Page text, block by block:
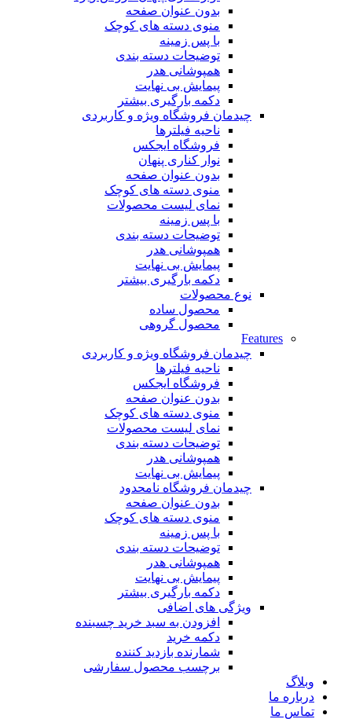
بدون عنوان صفحه
منوی دسته های کوچک
با پس زمینه
توضیحات دسته بندی
همپوشانی هدر
پیمایش بی نهایت
دکمه بارگیری بیشتر
چیدمان فروشگاه ویژه و کاربردی
ناحیه فیلترها
فروشگاه ایجکس
نوار کناری پنهان
بدون عنوان صفحه
منوی دسته های کوچک
نمای لیست محصولات
با پس زمینه
توضیحات دسته بندی
همپوشانی هدر
پیمایش بی نهایت
دکمه بارگیری بیشتر
نوع محصولات
محصول ساده
محصول گروهی
Features
چیدمان فروشگاه ویژه و کاربردی
ناحیه فیلترها
فروشگاه ایجکس
بدون عنوان صفحه
منوی دسته های کوچک
نمای لیست محصولات
توضیحات دسته بندی
همپوشانی هدر
پیمایش بی نهایت
چیدمان فروشگاه نامحدود
بدون عنوان صفحه
منوی دسته های کوچک
با پس زمینه
توضیحات دسته بندی
همپوشانی هدر
پیمایش بی نهایت
دکمه بارگیری بیشتر
ویژگی های اضافی
افزودن به سبد خرید چسبنده
دکمه خرید
شمارنده بازدید کننده
برچسب محصول سفارشی
وبلاگ
درباره ما
تماس ما